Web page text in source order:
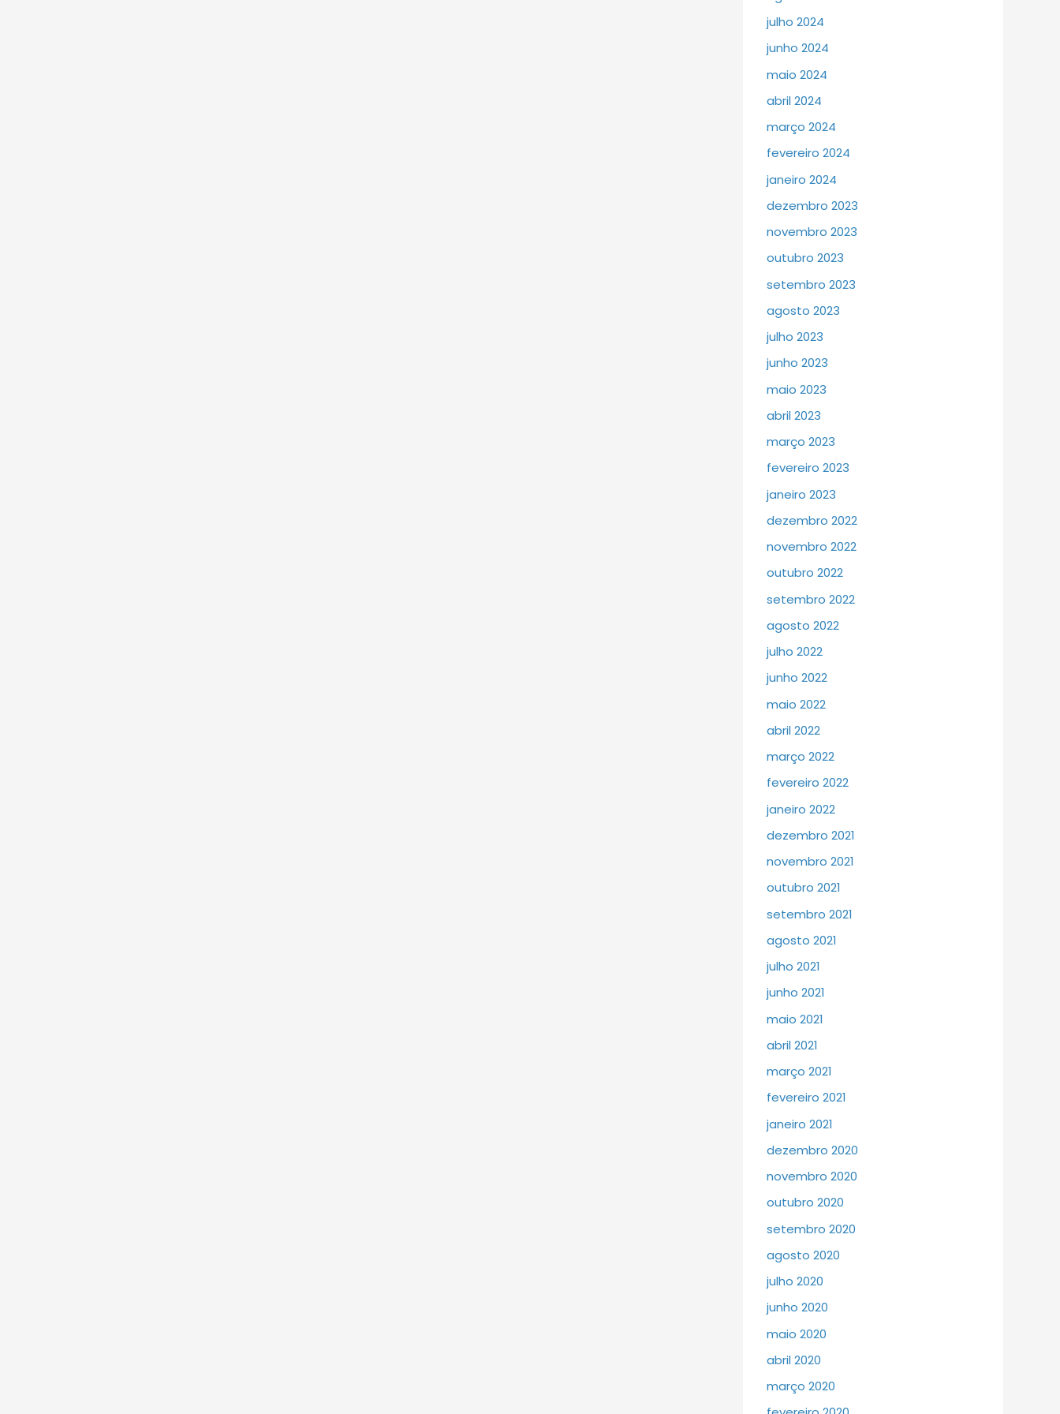
julho 2024
junho 2024
maio 2024
abril 2024
março 2024
fevereiro 2024
janeiro 2024
dezembro 2023
novembro 2023
outubro 2023
setembro 2023
agosto 2023
julho 2023
junho 2023
maio 2023
abril 2023
março 2023
fevereiro 2023
janeiro 2023
dezembro 2022
novembro 2022
outubro 2022
setembro 2022
agosto 2022
julho 2022
junho 2022
maio 2022
abril 2022
março 2022
fevereiro 2022
janeiro 2022
dezembro 2021
novembro 2021
outubro 2021
setembro 2021
agosto 2021
julho 2021
junho 2021
maio 2021
abril 2021
março 2021
fevereiro 2021
janeiro 2021
dezembro 2020
novembro 2020
outubro 2020
setembro 2020
agosto 2020
julho 2020
junho 2020
maio 2020
abril 2020
março 2020